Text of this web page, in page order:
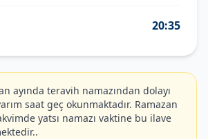
20:35
ayında teravih namazından dolayı
saat geç okunmaktadır. Ramazan
yatsı namazı vaktine bu ilave